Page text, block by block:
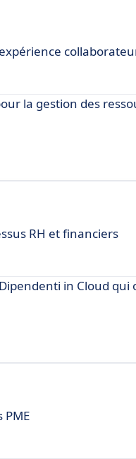
la gestion des
RH et financiers
in Cloud
PME